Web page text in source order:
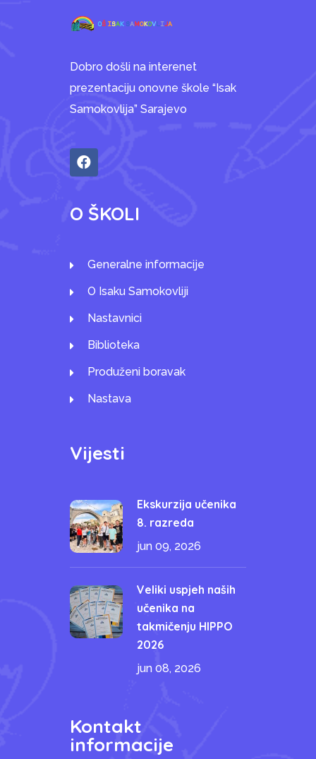
Dobro došli na interenet
prezentaciju onovne škole “Isak
Samokovlija” Sarajevo
O ŠKOLI
Generalne informacije
O Isaku Samokovliji
Nastavnici
Biblioteka
Produženi boravak
Nastava
Vijesti
Ekskurzija učenika
8. razreda
jun 09, 2026
Veliki uspjeh naših
učenika na
takmičenju HIPPO
2026
jun 08, 2026
Kontakt
informacije